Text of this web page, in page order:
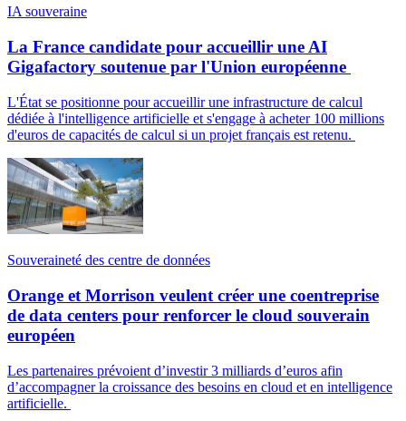
IA souveraine
La France candidate pour accueillir une AI
Gigafactory soutenue par l'Union européenne
L'État se positionne pour accueillir une infrastructure de calcul
dédiée à l'intelligence artificielle et s'engage à acheter 100 millions
d'euros de capacités de calcul si un projet français est retenu.
Souveraineté des centre de données
Orange et Morrison veulent créer une coentreprise
de data centers pour renforcer le cloud souverain
européen
Les partenaires prévoient d’investir 3 milliards d’euros afin
d’accompagner la croissance des besoins en cloud et en intelligence
artificielle.